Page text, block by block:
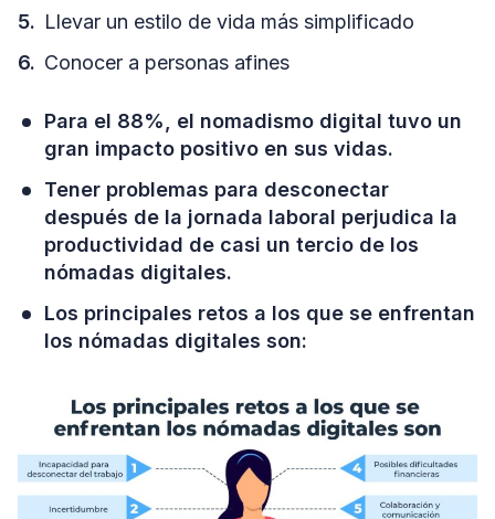
Llevar un estilo de vida más simplificado
Conocer a personas afines
Para el 88%, el nomadismo digital tuvo un
gran impacto positivo en sus vidas.
Tener problemas para desconectar
después de la jornada laboral perjudica la
productividad de casi un tercio de los
nómadas digitales.
Los principales retos a los que se enfrentan
los nómadas digitales son: